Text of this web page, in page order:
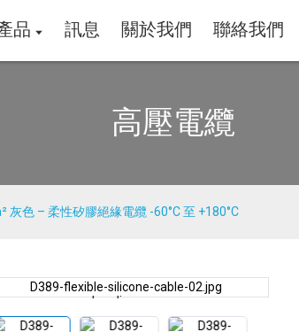
品 訊息 關於我們 聯絡我們
高壓電纜
灰色 – 柔性矽膠絕緣電纜 -60°C 至 +180°C
Loading...
Loading...